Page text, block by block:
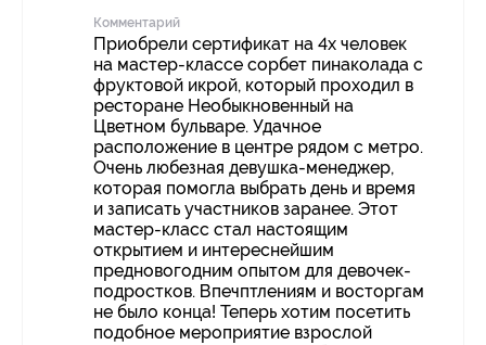
Комментарий
Приобрели сертификат на 4х человек
на мастер-классе сорбет пинаколада с
фруктовой икрой, который проходил в
ресторане Необыкновенный на
Цветном бульваре. Удачное
расположение в центре рядом с метро.
Очень любезная девушка-менеджер,
которая помогла выбрать день и время
и записать участников заранее. Этот
мастер-класс стал настоящим
открытием и интереснейшим
предновогодним опытом для девочек-
подростков. Впечптлениям и восторгам
не было конца! Теперь хотим посетить
подобное мероприятие взрослой